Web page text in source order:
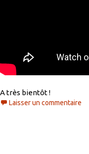
A très bientôt !
Laisser un commentaire